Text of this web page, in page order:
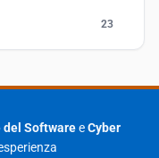
23
1
23
del SoftwareeCyber